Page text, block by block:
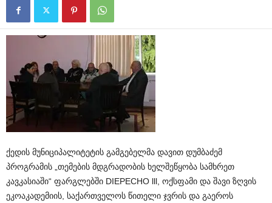
ქედის მუნიციპალიტეტის გამგებელმა დავით დუმბაძემ
პროგრამის „თემების მდგრადობის ხელშეწყობა სამხრეთ
კავკასიაში“ ფარგლებში DIEPECHO lll, ოქსფამი და შავი ზღვის
ეკოაკადემიის, საქართველოს წითელი ჯვრის და გაეროს